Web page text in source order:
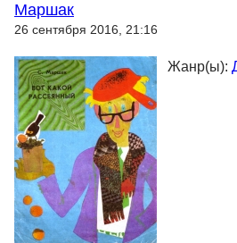
Маршак
26 сентября 2016, 21:16
Жанр(ы):